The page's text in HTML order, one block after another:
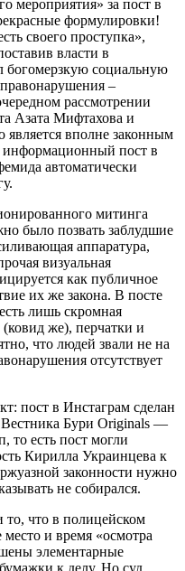
мероприятия» за пост в
формулировки!
своего проступка»,
власти в
богомерзкую социальную
–
рассмотрении
Азата Мифтахова и
является вполне законным
информационный пост в
автоматически
митинга
было позвать заблудшие
аппаратура,
визуальная
как публичное
их же закона. В посте
лишь скромная
(ковид же), перчатки и
что людей звали не на
отсутствует
пост в Инстаграм сделан
Вестника Бури Originals —
то есть пост могли
Кирилла Украинцева к
законности нужно
не собирался.
то, что в полицейском
и время «осмотра
элементарные
к делу. Но суд